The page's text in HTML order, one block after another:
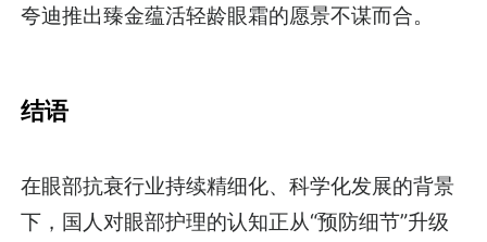
夸迪推出臻金蕴活轻龄眼霜的愿景不谋而合。
结语
在眼部抗衰行业持续精细化、科学化发展的背景
下，国人对眼部护理的认知正从“预防细节”升级